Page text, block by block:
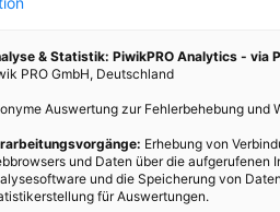
& Statistik: PiwikPRO Analytics - via
PRO GmbH, Deutschland
Auswertung zur Fehlerbehebung und
Erhebung von
und Daten über die aufgerufenen
und die Speicherung von
für Auswertungen.